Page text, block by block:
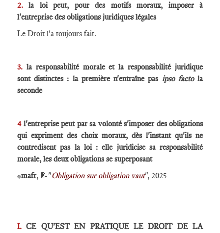
2.la loi peut, pour des motifs moraux, imposer à
l'entreprise des obligations juridiques légales
Le Droit l'a toujours fait.
3. la responsabilité morale et la responsabilité juridique
sont distinctes : la première n'entraîne pas ipso factola
seconde
4 l'entreprise peut par sa volonté s'imposer des obligations
qui expriment des choix moraux, dès l'instant qu'ils ne
contredisent pas la loi : elle juridicise sa responsabilité
morale, les deux obligations se superposant
🔴mafr, 📝"Obligation sur obligation vaut", 2025
I.CE QU'EST EN PRATIQUE LE DROIT DE LA